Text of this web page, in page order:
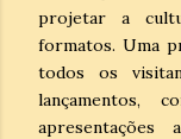
projetar a
formatos. Uma
todos os
lançamentos,
apresentações